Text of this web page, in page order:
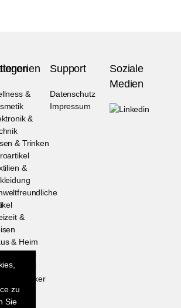
zu
Sie
&
&
& Trinken
&
&
& Heim
Support
Datenschutz
Impressum
Soziale
Medien